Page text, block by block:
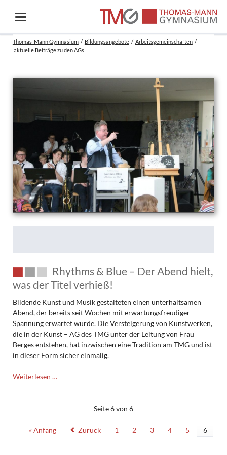
Thomas-Mann Gymnasium Bildungsangebote
Arbeitsgemeinschaften
aktuelle Beiträge zu den AGs
Rhythms & Blue – Der Abend hielt,
was der Titel verhieß!
Bildende Kunst und Musik gestalteten einen unterhaltsamen
Abend, der bereits seit Wochen mit erwartungsfreudiger
Spannung erwartet wurde. Die Versteigerung von Kunstwerken,
die in der Kunst – AG des TMG unter der Leitung von Frau
Berges entstehen, hat inzwischen eine Tradition am TMG und ist
in dieser Form sicher einmalig.
Weiterlesen …
Abend
Seite 6 von 6
« Anfang Zurück 1 2 3 4 5 6